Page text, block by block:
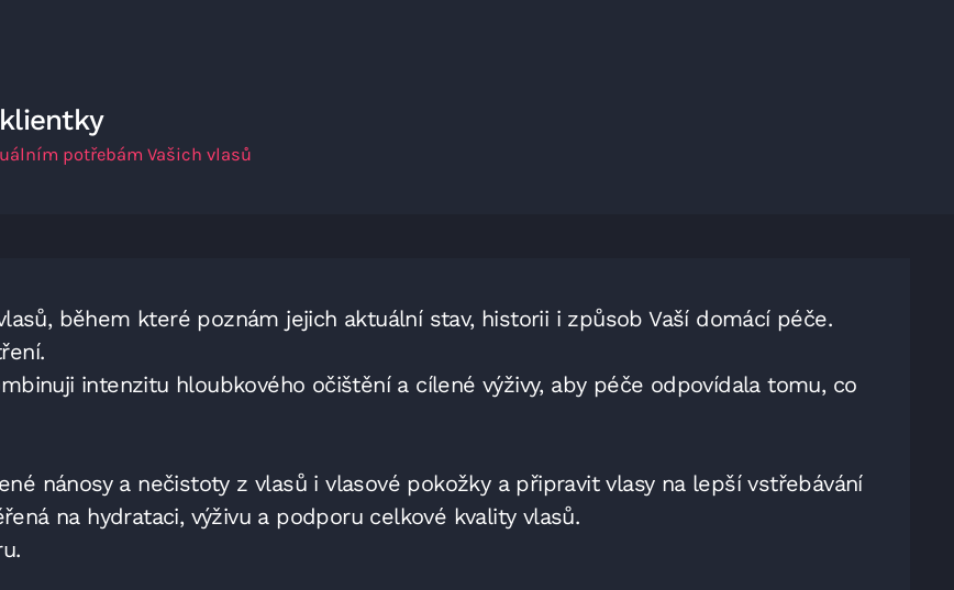
potřebám Vašich vlasů
během které poznám jejich aktuální stav, historii i způsob Vaší domácí péče.
intenzitu hloubkového očištění a cílené výživy, aby péče odpovídala tomu, co
nánosy a nečistoty z vlasů i vlasové pokožky a připravit vlasy na lepší vstřebávání
na hydrataci, výživu a podporu celkové kvality vlasů.